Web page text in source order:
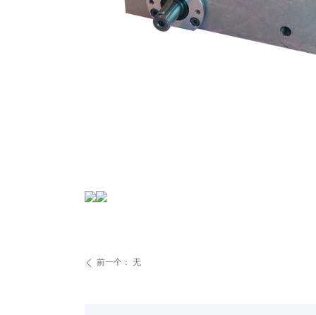
ꄴ 前一个： 无